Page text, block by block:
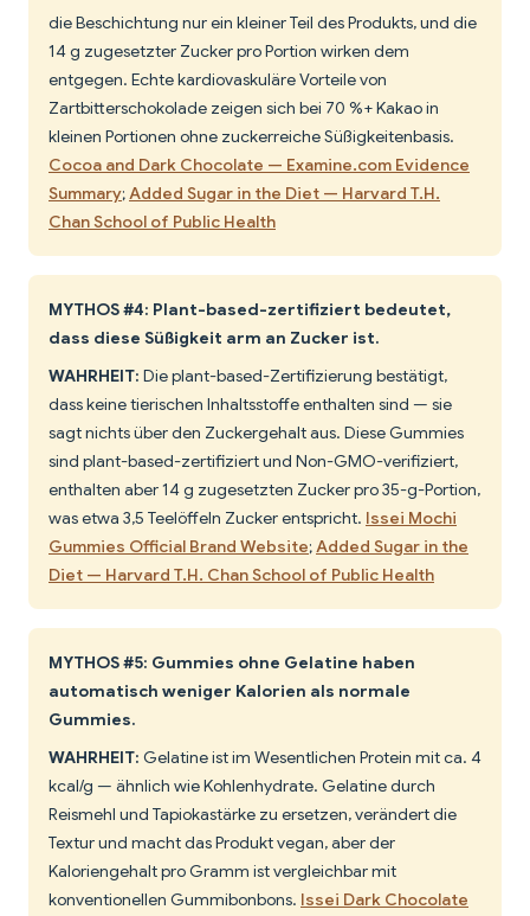
die Beschichtung nur ein kleiner Teil des Produkts, und die
14 g zugesetzter Zucker pro Portion wirken dem
entgegen. Echte kardiovaskuläre Vorteile von
Zartbitterschokolade zeigen sich bei 70 %+ Kakao in
kleinen Portionen ohne zuckerreiche Süßigkeitenbasis.
Cocoa and Dark Chocolate — Examine.com Evidence
Summary;Added Sugar in the Diet — Harvard T.H.
Chan School of Public Health
MYTHOS #4: Plant-based-zertifiziert bedeutet,
dass diese Süßigkeit arm an Zucker ist.
WAHRHEIT: Die plant-based-Zertifizierung bestätigt,
dass keine tierischen Inhaltsstoffe enthalten sind — sie
sagt nichts über den Zuckergehalt aus. Diese Gummies
sind plant-based-zertifiziert und Non-GMO-verifiziert,
enthalten aber 14 g zugesetzten Zucker pro 35-g-Portion,
was etwa 3,5 Teelöffeln Zucker entspricht. Issei Mochi
Gummies Official Brand Website;Added Sugar in the
Diet — Harvard T.H. Chan School of Public Health
MYTHOS #5: Gummies ohne Gelatine haben
automatisch weniger Kalorien als normale
Gummies.
WAHRHEIT: Gelatine ist im Wesentlichen Protein mit ca. 4
kcal/g — ähnlich wie Kohlenhydrate. Gelatine durch
Reismehl und Tapiokastärke zu ersetzen, verändert die
Textur und macht das Produkt vegan, aber der
Kaloriengehalt pro Gramm ist vergleichbar mit
konventionellen Gummibonbons. Issei Dark Chocolate